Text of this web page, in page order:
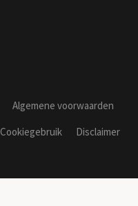
Algemene voorwaarden
Cookiegebruik
Disclaimer